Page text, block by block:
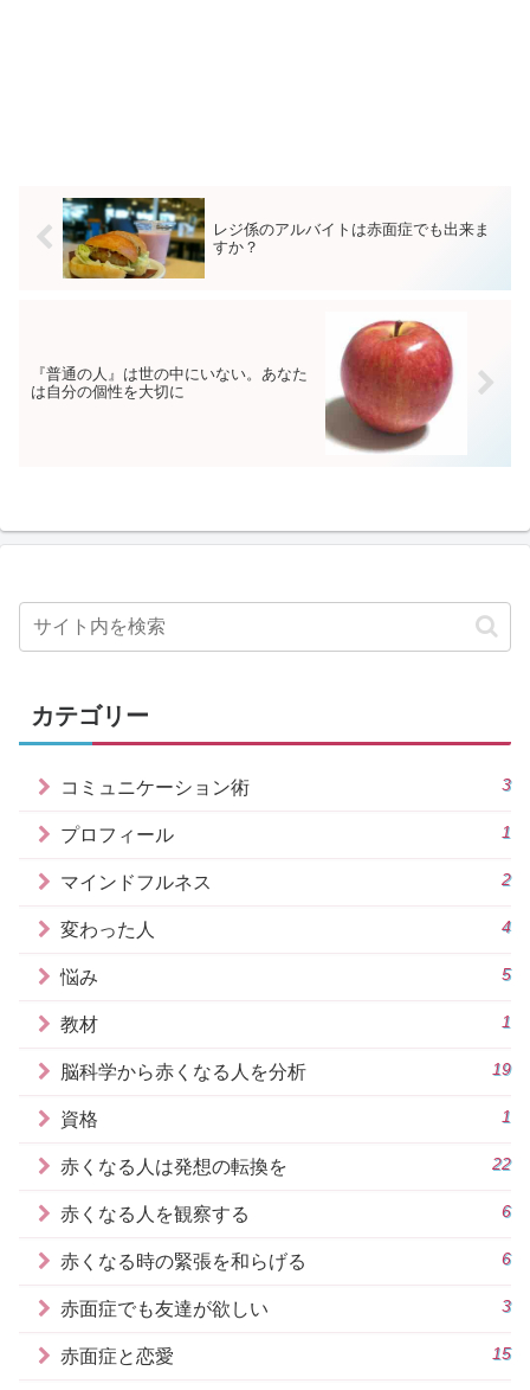
レジ係のアルバイトは赤面症でも出来ま
すか？
『普通の人』は世の中にいない。あなた
は自分の個性を大切に
カテゴリー
コミュニケーション術 3
プロフィール 1
マインドフルネス 2
変わった人 4
悩み 5
教材 1
脳科学から赤くなる人を分析 19
資格 1
赤くなる人は発想の転換を 22
赤くなる人を観察する 6
赤くなる時の緊張を和らげる 6
赤面症でも友達が欲しい 3
赤面症と恋愛 15